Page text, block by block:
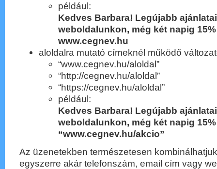
például:
Kedves Barbara! Legújabb
weboldalunkon, még két napig
www.cegnev.hu
aloldalra mutató címeknél működő
“www.cegnev.hu/aloldal”
“http://cegnev.hu/aloldal”
“https://cegnev.hu/aloldal”
például:
Kedves Barbara! Legújabb
weboldalunkon, még két napig
“www.cegnev.hu/akcio”
Az üzenetekben természetesen
egyszerre akár telefonszám, email cím vagy